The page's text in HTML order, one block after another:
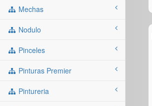
Mechas
Nodulo
Pinceles
Pinturas Premier
Pintureria